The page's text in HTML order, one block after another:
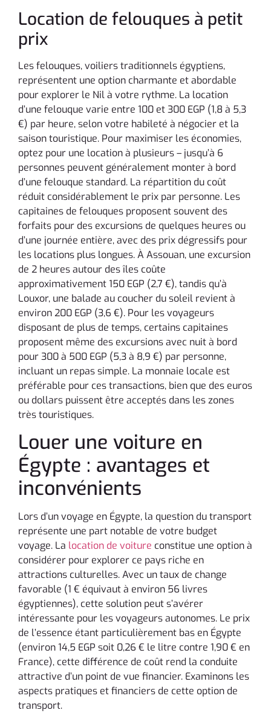
Location de felouques à petit
prix
Les felouques, voiliers traditionnels égyptiens,
représentent une option charmante et abordable
pour explorer le Nil à votre rythme. La location
d’une felouque varie entre 100 et 300 EGP (1,8 à 5,3
€) par heure, selon votre habileté à négocier et la
saison touristique. Pour maximiser les économies,
optez pour une location à plusieurs – jusqu’à 6
personnes peuvent généralement monter à bord
d’une felouque standard. La répartition du coût
réduit considérablement le prix par personne. Les
capitaines de felouques proposent souvent des
forfaits pour des excursions de quelques heures ou
d’une journée entière, avec des prix dégressifs pour
les locations plus longues. À Assouan, une excursion
de 2 heures autour des îles coûte
approximativement 150 EGP (2,7 €), tandis qu’à
Louxor, une balade au coucher du soleil revient à
environ 200 EGP (3,6 €). Pour les voyageurs
disposant de plus de temps, certains capitaines
proposent même des excursions avec nuit à bord
pour 300 à 500 EGP (5,3 à 8,9 €) par personne,
incluant un repas simple. La monnaie locale est
préférable pour ces transactions, bien que des euros
ou dollars puissent être acceptés dans les zones
très touristiques.
Louer une voiture en
Égypte : avantages et
inconvénients
Lors d’un voyage en Égypte, la question du transport
représente une part notable de votre budget
voyage. La location de voiture constitue une option à
considérer pour explorer ce pays riche en
attractions culturelles. Avec un taux de change
favorable (1 € équivaut à environ 56 livres
égyptiennes), cette solution peut s’avérer
intéressante pour les voyageurs autonomes. Le prix
de l’essence étant particulièrement bas en Égypte
(environ 14,5 EGP soit 0,26 € le litre contre 1,90 € en
France), cette différence de coût rend la conduite
attractive d’un point de vue financier. Examinons les
aspects pratiques et financiers de cette option de
transport.